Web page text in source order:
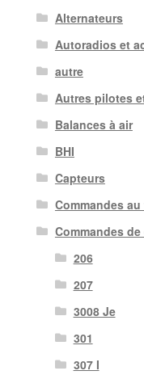
Alternateurs
Autoradios et
autre
Autres pilotes
Balances à air
BHI
Capteurs
Commandes
Commandes
206
207
3008 Je
301
307 I